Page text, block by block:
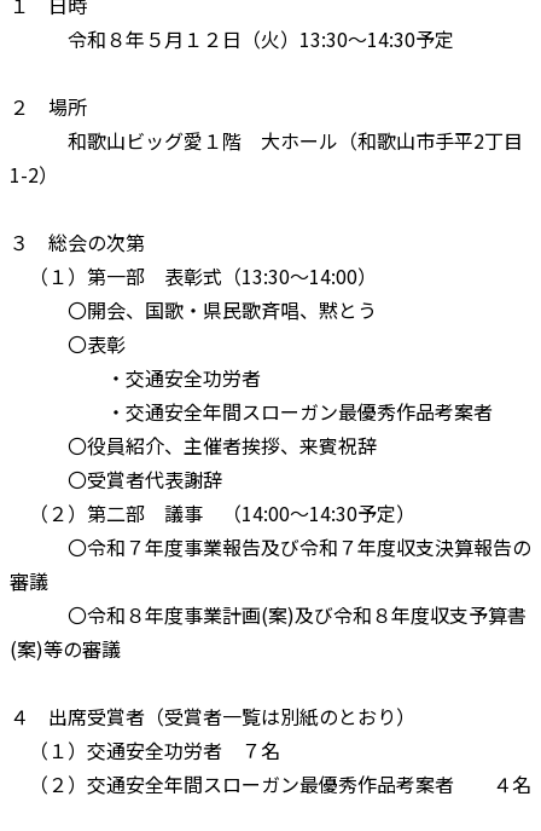
令和８年５月１２日（火）13:30～14:30予定
２ 場所
和歌山ビッグ愛１階 大ホール（和歌山市手平2丁目
1-2）
３ 総会の次第
（１）第一部 表彰式（13:30～14:00）
〇開会、国歌・県民歌斉唱、黙とう
〇表彰
・交通安全功労者
・交通安全年間スローガン最優秀作品考案者
〇役員紹介、主催者挨拶、来賓祝辞
〇受賞者代表謝辞
（２）第二部 議事 （14:00～14:30予定）
〇令和７年度事業報告及び令和７年度収支決算報告の
審議
〇令和８年度事業計画(案)及び令和８年度収支予算書
(案)等の審議
４ 出席受賞者（受賞者一覧は別紙のとおり）
（１）交通安全功労者 ７名
（２）交通安全年間スローガン最優秀作品考案者 ４名